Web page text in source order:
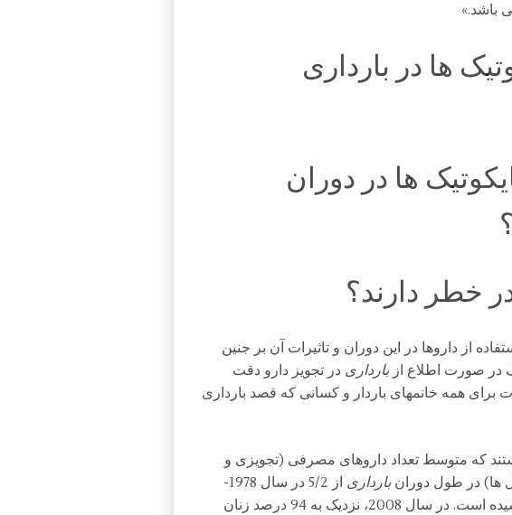
باشد.»
ها در بارداری
ها در دوران
خطر دارند؟
از داروها در این دوران و تاثیرات آن بر جنین
در صورت اطلاع از بارداری در تجویز دارو دقت
برای همه خانمهای باردار و کسانی که قصد بارداری
که متوسط تعداد داروهای مصرفی (تجویزی و
ها) در طول دوران بارداری
از 5/2 در سال 1978-
1976 به 2/4 در سال 2008-2006 رسیده است. در سال 2008، نزدیک به 94 درصد زنان